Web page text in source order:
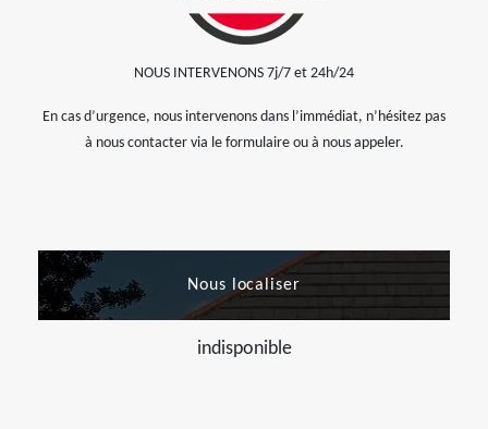
NOUS INTERVENONS 7j/7 et 24h/24
En cas d’urgence, nous intervenons dans l’immédiat, n’hésitez pas
à nous contacter via le formulaire ou à nous appeler.
Nous localiser
indisponible